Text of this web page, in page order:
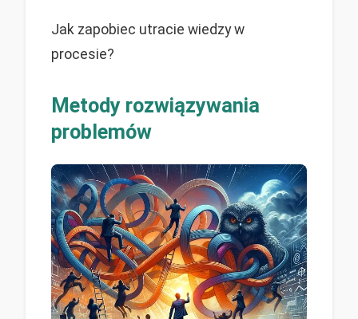
Jak zapobiec utracie wiedzy w
procesie?
Metody rozwiązywania
problemów